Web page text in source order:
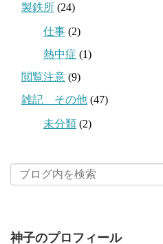
製鉄所 (24)
仕事 (2)
熱中症 (1)
閲覧注意 (9)
雑記 その他 (47)
未分類 (2)
神子のプロフィール